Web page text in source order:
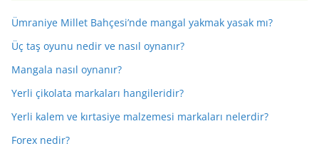
Ümraniye Millet Bahçesi’nde mangal yakmak yasak mı?
Üç taş oyunu nedir ve nasıl oynanır?
Mangala nasıl oynanır?
Yerli çikolata markaları hangileridir?
Yerli kalem ve kırtasiye malzemesi markaları nelerdir?
Forex nedir?